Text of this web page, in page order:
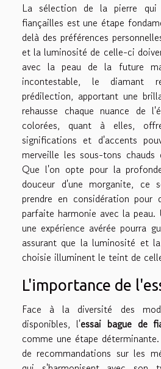
La sélection de la pierre qui
fiançailles est une étape
delà des préférences
et la luminosité de celle-ci
avec la peau de la future
incontestable, le diamant
prédilection, apportant une
rehausse chaque nuance de
colorées, quant à elles,
significations et d'accents
merveille les sous-tons
Que l'on opte pour la
douceur d'une morganite, ce
prendre en considération
parfaite harmonie avec la peau.
une expérience avérée pourra
assurant que la luminosité et
choisie illuminent le teint de
L'importance de
Face à la diversité des
disponibles, l'essai bague de
comme une étape
de recommandations sur les